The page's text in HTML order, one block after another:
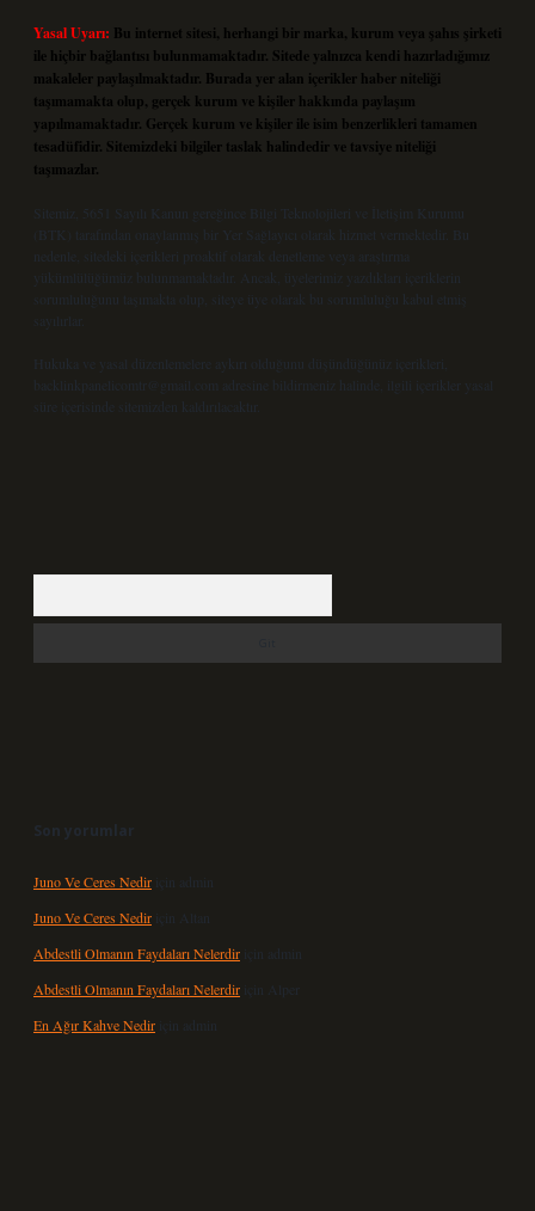
Yasal Uyarı: Bu internet sitesi, herhangi bir marka, kurum veya şahıs şirketi
ile hiçbir bağlantısı bulunmamaktadır. Sitede yalnızca kendi hazırladığımız
makaleler paylaşılmaktadır. Burada yer alan içerikler haber niteliği
taşımamakta olup, gerçek kurum ve kişiler hakkında paylaşım
yapılmamaktadır. Gerçek kurum ve kişiler ile isim benzerlikleri tamamen
tesadüfidir. Sitemizdeki bilgiler taslak halindedir ve tavsiye niteliği
taşımazlar.
Sitemiz, 5651 Sayılı Kanun gereğince Bilgi Teknolojileri ve İletişim Kurumu
(BTK) tarafından onaylanmış bir Yer Sağlayıcı olarak hizmet vermektedir. Bu
nedenle, sitedeki içerikleri proaktif olarak denetleme veya araştırma
yükümlülüğümüz bulunmamaktadır. Ancak, üyelerimiz yazdıkları içeriklerin
sorumluluğunu taşımakta olup, siteye üye olarak bu sorumluluğu kabul etmiş
sayılırlar.
Hukuka ve yasal düzenlemelere aykırı olduğunu düşündüğünüz içerikleri,
backlinkpanelicomtr@gmail.com
adresine bildirmeniz halinde, ilgili içerikler yasal
süre içerisinde sitemizden kaldırılacaktır.
Son yorumlar
Juno Ve Ceres Nedir için
admin
Juno Ve Ceres Nedir için Altan
Abdestli Olmanın Faydaları Nelerdir için
admin
Abdestli Olmanın Faydaları Nelerdir için Alper
En Ağır Kahve Nedir için admin